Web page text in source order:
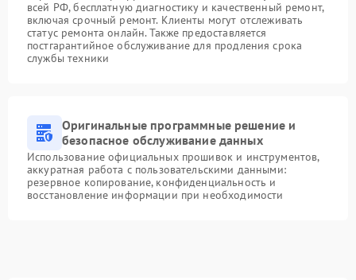
всей РФ, бесплатную диагностику и качественный ремонт,
включая срочный ремонт. Клиенты могут отслеживать
статус ремонта онлайн. Также предоставляется
постгарантийное обслуживание для продления срока
службы техники
Оригинальные программные решение и
безопасное обслуживание данных
Использование официальных прошивок и инструментов,
аккуратная работа с пользовательскими данными:
резервное копирование, конфиденциальность и
восстановление информации при необходимости